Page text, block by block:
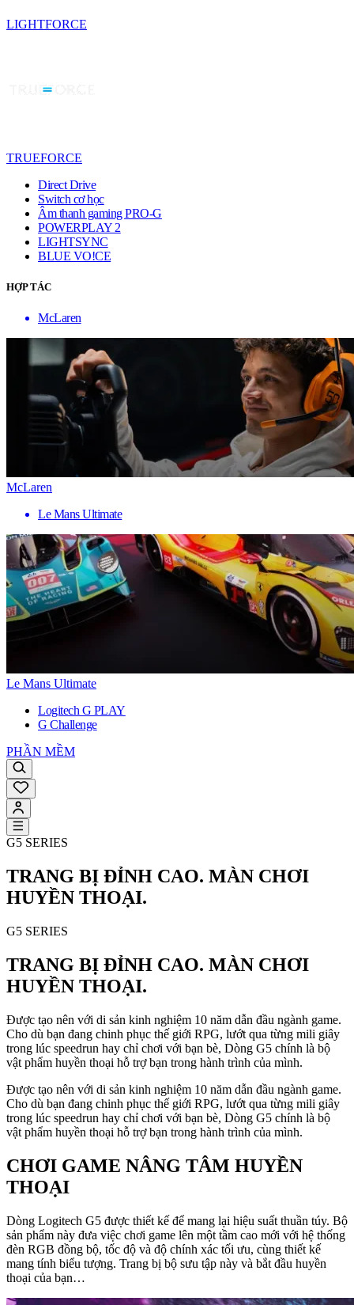
LIGHTFORCE
TRUEFORCE
Direct Drive
Switch cơ học
Âm thanh gaming PRO-G
POWERPLAY 2
LIGHTSYNC
BLUE VO!CE
HỢP TÁC
McLaren
McLaren
Le Mans Ultimate
Le Mans Ultimate
Logitech G PLAY
G Challenge
PHẦN MỀM
G5 SERIES
TRANG BỊ ĐỈNH CAO. MÀN CHƠI
HUYỀN THOẠI.
G5 SERIES
TRANG BỊ ĐỈNH CAO. MÀN CHƠI
HUYỀN THOẠI.
Được tạo nên với di sản kinh nghiệm 10 năm dẫn đầu ngành game.
Cho dù bạn đang chinh phục thế giới RPG, lướt qua từng mili giây
trong lúc speedrun hay chỉ chơi với bạn bè, Dòng G5 chính là bộ
vật phẩm huyền thoại hỗ trợ bạn trong hành trình của mình.
Được tạo nên với di sản kinh nghiệm 10 năm dẫn đầu ngành game.
Cho dù bạn đang chinh phục thế giới RPG, lướt qua từng mili giây
trong lúc speedrun hay chỉ chơi với bạn bè, Dòng G5 chính là bộ
vật phẩm huyền thoại hỗ trợ bạn trong hành trình của mình.
CHƠI GAME NÂNG TÂM HUYỀN
THOẠI
Dòng Logitech G5 được thiết kế để mang lại hiệu suất thuần túy. Bộ
sản phẩm này đưa việc chơi game lên một tầm cao mới với hệ thống
đèn RGB đồng bộ, tốc độ và độ chính xác tối ưu, cùng thiết kế
mang tính biểu tượng. Trang bị bộ sưu tập này và bắt đầu huyền
thoại của bạn…